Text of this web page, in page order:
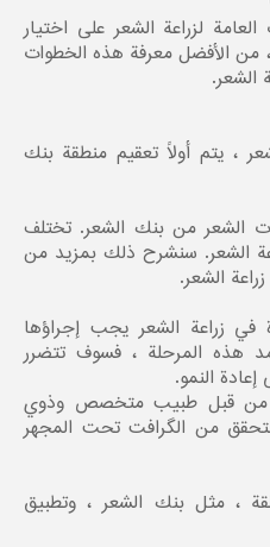
لزراعة الشعر على اختيار
من الأفضل معرفة هذه الخطوات
الشعر.
، يتم أولاً تعقيم منطقة بنك
الشعر من بنك الشعر. تختلف
الشعر. سنشرح ذلك بمزيد من
الشعر.
زراعة الشعر يجب إجراؤها
هذه المرحلة ، فسوف تتضرر
النمو.
من قبل طبيب متخصص وذوي
من الگرافت تحت المجهر
، مثل بنك الشعر ، وتطبيق